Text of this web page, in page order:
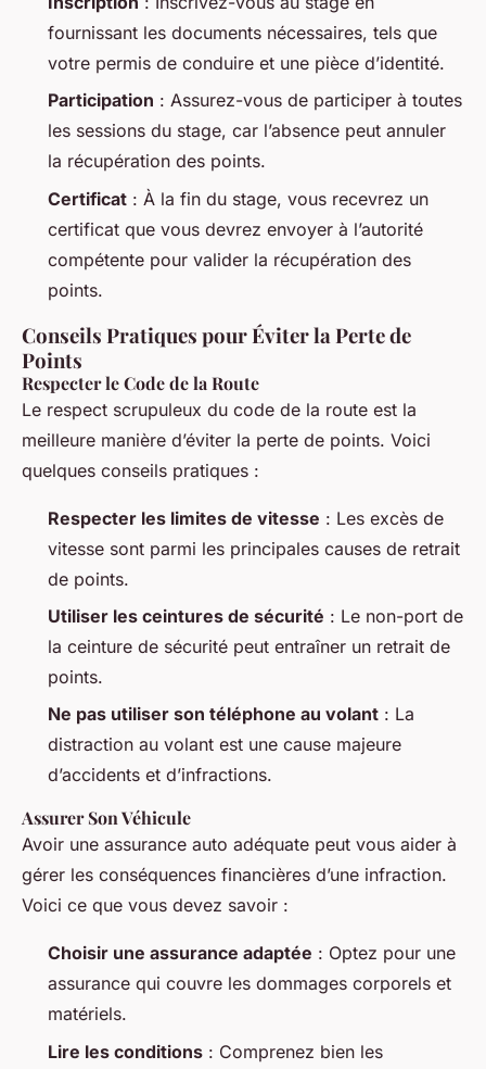
fournissant les documents nécessaires, tels que
votre permis de conduire et une pièce d’identité.
Participation : Assurez-vous de participer à toutes
les sessions du stage, car l’absence peut annuler
la récupération des points.
Certificat : À la fin du stage, vous recevrez un
certificat que vous devrez envoyer à l’autorité
compétente pour valider la récupération des
points.
Conseils Pratiques pour Éviter la Perte de
Points
Respecter le Code de la Route
Le respect scrupuleux du code de la route est la
meilleure manière d’éviter la perte de points. Voici
quelques conseils pratiques :
Respecter les limites de vitesse : Les excès de
vitesse sont parmi les principales causes de retrait
de points.
Utiliser les ceintures de sécurité : Le non-port de
la ceinture de sécurité peut entraîner un retrait de
points.
Ne pas utiliser son téléphone au volant : La
distraction au volant est une cause majeure
d’accidents et d’infractions.
Assurer Son Véhicule
Avoir une assurance auto adéquate peut vous aider à
gérer les conséquences financières d’une infraction.
Voici ce que vous devez savoir :
Choisir une assurance adaptée : Optez pour une
assurance qui couvre les dommages corporels et
matériels.
Lire les conditions : Comprenez bien les